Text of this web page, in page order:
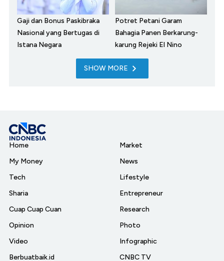
Gaji dan Bonus Paskibraka
Nasional yang Bertugas di
Istana Negara
Potret Petani Garam
Bahagia Panen Berkarung-
karung Rejeki El Nino
SHOW MORE
Home
My Money
Tech
Sharia
Cuap Cuap Cuan
Opinion
Video
Berbuatbaik.id
Market
News
Lifestyle
Entrepreneur
Research
Photo
Infographic
CNBC TV